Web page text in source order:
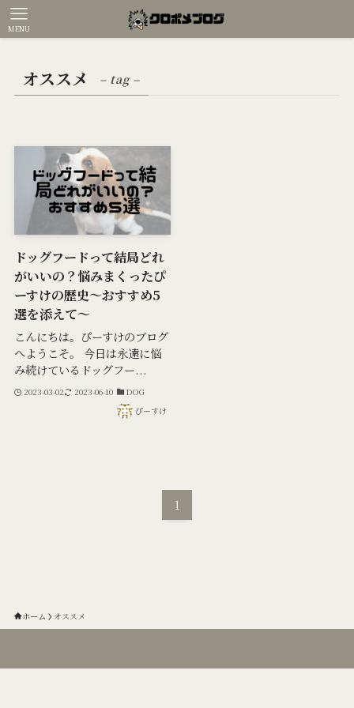
MENU
オススメ – tag –
ドッグフードって結局どれ
がいいの？悩みまくったぴ
ーすけの歴史～おすすめ5
選を添えて～
こんにちは。ぴーすけのブログ
へようこそ。 今日は永遠に悩
み続けているドッグフー...
2023-03-02 2023-06-10
DOG
ぴーすけ
1
ホーム オススメ